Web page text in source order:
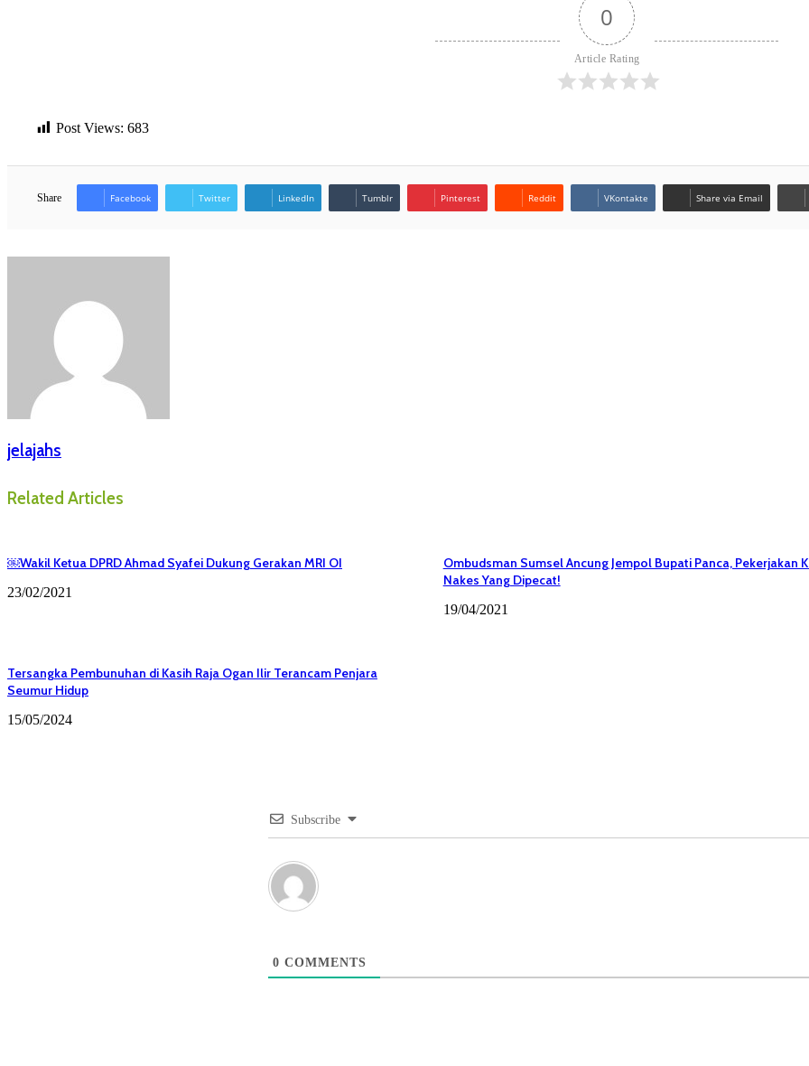
0
Article Rating
Post Views: 683
Share Facebook Twitter LinkedIn Tumblr Pinterest Reddit VKontakte Share via Email
jelajahs
Related Articles
￼Wakil Ketua DPRD Ahmad Syafei Dukung Gerakan MRI OI
23/02/2021
Ombudsman Sumsel Ancung Jempol Bupati Panca, Pekerjakan
Nakes Yang Dipecat!
19/04/2021
Tersangka Pembunuhan di Kasih Raja Ogan Ilir Terancam Penjara
Seumur Hidup
15/05/2024
Subscribe
0 COMMENTS